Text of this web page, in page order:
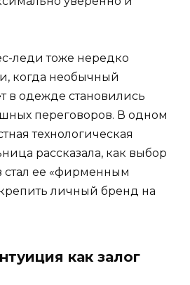
леди тоже нередко
когда необычный
в одежде становились
переговоров. В одном
технологическая
рассказала, как выбор
стал ее «фирменным
личный бренд на
как залог